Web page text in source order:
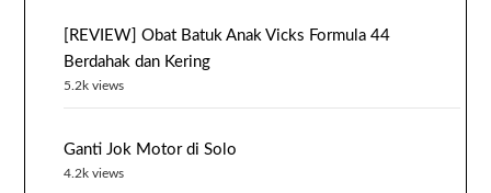
[REVIEW] Obat Batuk Anak Vicks Formula 44
Berdahak dan Kering
5.2k views
Ganti Jok Motor di Solo
4.2k views